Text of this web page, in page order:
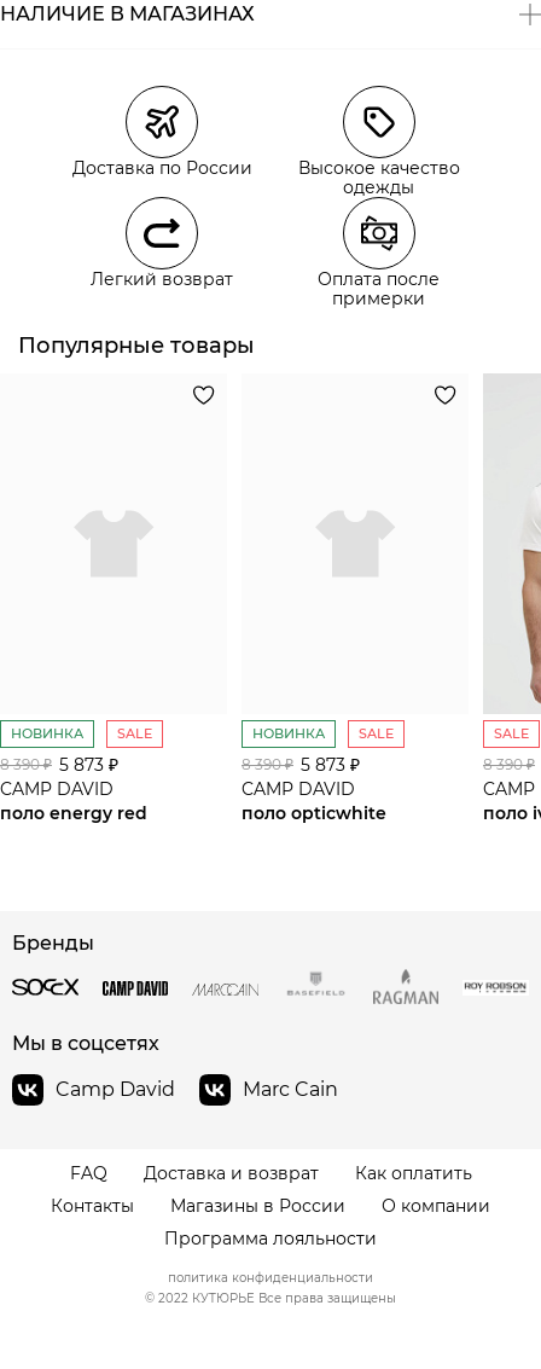
Курьерская доставка СДЭК
Самовывоз из пункта выдачи СДЭК
Самовывоз из наших магазинов
Курьерская доставка СДЭК
Самовывоз из пункта выдачи СДЭК
НАЛИЧИЕ В МАГАЗИНАХ
Доставка по России
Высокое качество
одежды
Легкий возврат
Оплата после
примерки
Популярные товары
НОВИНКА SALE
8 390 ₽ 5 873 ₽
CAMP DAVID
поло energy red
НОВИНКА SALE
8 390 ₽ 5 873 ₽
CAMP DAVID
поло opticwhite
SALE
8 390 ₽
CAMP
поло
Бренды
Мы в соцсетях
Camp David
Marc Cain
FAQ Доставка и возврат
Как оплатить
Контакты
Магазины в России
О компании
Программа лояльности
© 2022 КУТЮРЬЕ Все права защищены
политика конфиденциальности